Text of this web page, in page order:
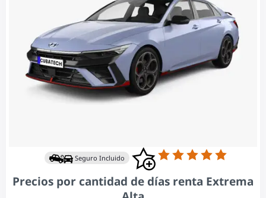
Seguro Incluido
Precios por cantidad de días renta Extrema